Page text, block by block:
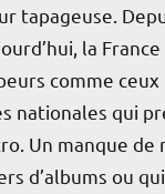
tapageuse.
la
comme
nationales qui
Un manque de
d’albums ou